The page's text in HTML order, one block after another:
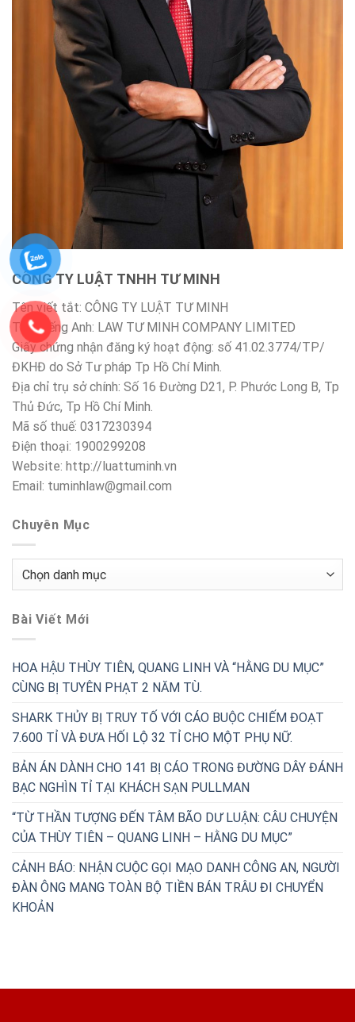
CÔNG TY LUẬT TNHH TƯ MINH
Tên viết tắt: CÔNG TY LUẬT TƯ MINH
Tên Tiếng Anh: LAW TƯ MINH COMPANY LIMITED
Giấy chứng nhận đăng ký hoạt động: số 41.02.3774/TP/
ĐKHĐ do Sở Tư pháp Tp Hồ Chí Minh.
Địa chỉ trụ sở chính: Số 16 Đường D21, P. Phước Long B, Tp
Thủ Đức, Tp Hồ Chí Minh.
Mã số thuế: 0317230394
Điện thoại: 1900299208
Website: http://luattuminh.vn
Email: tuminhlaw@gmail.com
Chuyên Mục
Chuyên
Bài Viết Mới
HOA HẬU THÙY TIÊN, QUANG LINH VÀ “HẰNG DU MỤC”
CÙNG BỊ TUYÊN PHẠT 2 NĂM TÙ.
SHARK THỦY BỊ TRUY TỐ VỚI CÁO BUỘC CHIẾM ĐOẠT
7.600 TỈ VÀ ĐƯA HỐI LỘ 32 TỈ CHO MỘT PHỤ NỮ.
BẢN ÁN DÀNH CHO 141 BỊ CÁO TRONG ĐƯỜNG DÂY ĐÁNH
BẠC NGHÌN TỈ TẠI KHÁCH SẠN PULLMAN
“TỪ THẦN TƯỢNG ĐẾN TÂM BÃO DƯ LUẬN: CÂU CHUYỆN
CỦA THÙY TIÊN – QUANG LINH – HẰNG DU MỤC”
CẢNH BÁO: NHẬN CUỘC GỌI MẠO DANH CÔNG AN, NGƯỜI
ĐÀN ÔNG MANG TOÀN BỘ TIỀN BÁN TRÂU ĐI CHUYỂN
KHOẢN